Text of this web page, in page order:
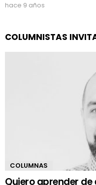
hace 9 años
COLUMNISTAS
COLUMNAS
Quiero aprender